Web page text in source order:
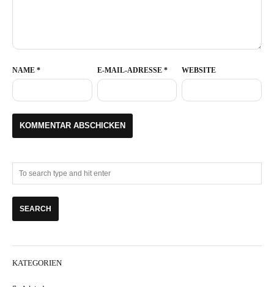
NAME * E-MAIL-ADRESSE * WEBSITE
KATEGORIEN